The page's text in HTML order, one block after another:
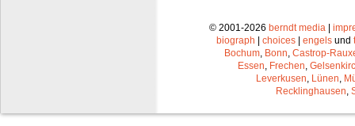
© 2001-2026 berndt media |
biograph | choices | engels und
Bochum Bonn Castrop-
Essen Frechen
Leverkusen Lünen
Recklinghausen